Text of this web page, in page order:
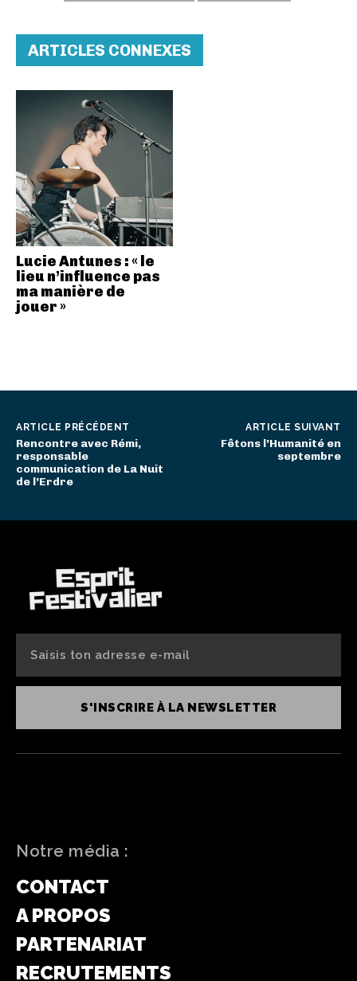
ARTICLES CONNEXES
Lucie Antunes : « le
lieu n’influence pas
ma manière de
jouer »
ARTICLE PRÉCÉDENT
Rencontre avec Rémi,
responsable
communication de La Nuit
de l’Erdre
ARTICLE SUIVANT
Fêtons l’Humanité en
septembre
S'INSCRIRE À LA NEWSLETTER
Notre média :
CONTACT
A PROPOS
PARTENARIAT
RECRUTEMENTS